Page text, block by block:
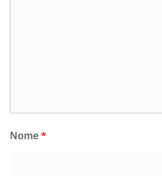
Nome*